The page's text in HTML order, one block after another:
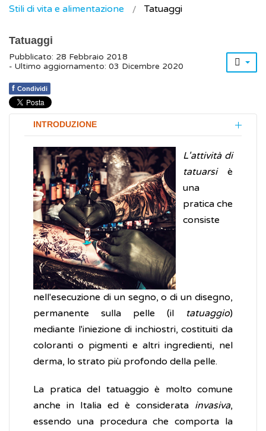
Stili di vita e alimentazione
Tatuaggi
Tatuaggi
Pubblicato: 28 Febbraio 2018
- Ultimo aggiornamento: 03 Dicembre 2020
f Condividi
INTRODUZIONE
L'attività di
tatuarsiè
una
pratica che
consiste
nell'esecuzione di un segno, o di un disegno,
permanente sulla pelle (il tatuaggio)
mediante l'iniezione di inchiostri, costituiti da
coloranti o pigmenti e altri ingredienti, nel
derma, lo strato più profondo della pelle.
La pratica del tatuaggio è molto comune
anche in Italia ed è considerata invasiva,
essendo una procedura che comporta la